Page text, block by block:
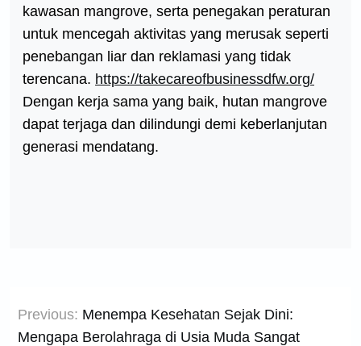
kawasan mangrove, serta penegakan peraturan
untuk mencegah aktivitas yang merusak seperti
penebangan liar dan reklamasi yang tidak
terencana. https://takecareofbusinessdfw.org/
Dengan kerja sama yang baik, hutan mangrove
dapat terjaga dan dilindungi demi keberlanjutan
generasi mendatang.
navigation
Previous: Menempa Kesehatan Sejak Dini:
Mengapa Berolahraga di Usia Muda Sangat